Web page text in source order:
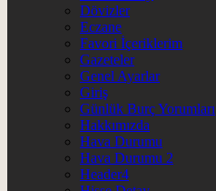
Dövizler
Eczane
Favori İçeriklerim
Gazeteler
Genel Ayarlar
Giriş
Günlük Burç Yorumları
Hakkımızda
Hava Durumu
Hava Durumu 2
Header4